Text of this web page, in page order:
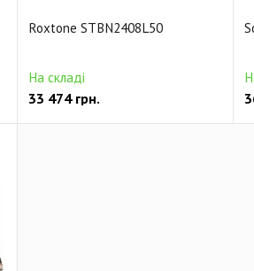
Roxtone STBN2408L50
На складі
33 474грн.